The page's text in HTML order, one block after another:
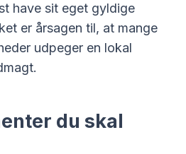
have sit eget gyldige
er årsagen til, at mange
udpeger en lokal
du skal